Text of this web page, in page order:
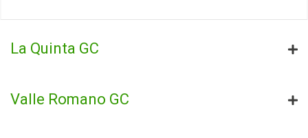
La Quinta GC
Valle Romano GC